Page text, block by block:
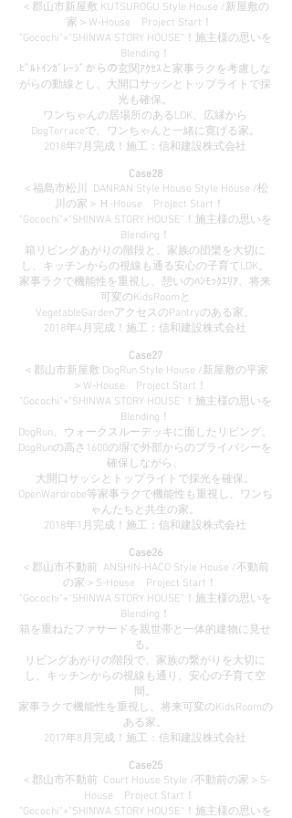
＜郡山市新屋敷 KUTSUROGU Style House /新屋敷の
家＞W-House Project Start！
"Gocochi"×"SHINWA STORY HOUSE"！施主様の思いを
Blending！
ﾋﾞﾙﾄｲﾝｶﾞﾚｰｼﾞからの玄関ｱｸｾｽと家事ラクを考慮しな
がらの動線とし、大開口サッシとトップライトで採
光も確保。
ワンちゃんの居場所のあるLDK、広縁から
DogTerraceで、ワンちゃんと一緒に寛げる家。
2018年7月完成！施工：信和建設株式会社
Case28
＜福島市松川 DANRAN Style House Style House /松
川の家＞Ｈ-House Project Start！
"Gocochi"×"SHINWA STORY HOUSE"！施主様の思いを
Blending！
箱リビングあがりの階段と、家族の団欒を大切に
し、キッチンからの視線も通る安心の子育てLDK。
家事ラクで機能性を重視し、憩いのﾊﾝﾓｯｸｴﾘｱ、将来
可変のKidsRoomと
VegetableGardenアクセスのPantryのある家。
2018年4月完成！施工：信和建設株式会社
Case27
＜郡山市新屋敷 DogRun Style House /新屋敷の平家
＞W-House Project Start！
"Gocochi"×"SHINWA STORY HOUSE"！施主様の思いを
Blending！
DogRun、ウォークスルーデッキに面したリビング。
DogRunの高さ1600の塀で外部からのプライバシーを
確保しながら、
大開口サッシとトップライトで採光を確保。
OpenWardrobe等家事ラクで機能性も重視し、ワンち
ゃんたちと共生の家。
2018年1月完成！施工：信和建設株式会社
Case26
＜郡山市不動前 ANSHIN-HACO Style House /不動前
の家＞S-House Project Start！
"Gocochi"×"SHINWA STORY HOUSE"！施主様の思いを
Blending！
箱を重ねたファサードを親世帯と一体的建物に見せ
る。
リビングあがりの階段で、家族の繋がりを大切に
し、キッチンからの視線も通り、安心の子育て空
間。
家事ラクで機能性を重視し、将来可変のKidsRoomの
ある家。
2017年8月完成！施工：信和建設株式会社
Case25
＜郡山市不動前 Court House Style /不動前の家＞S-
House Project Start！
"Gocochi"×"SHINWA STORY HOUSE"！施主様の思いを